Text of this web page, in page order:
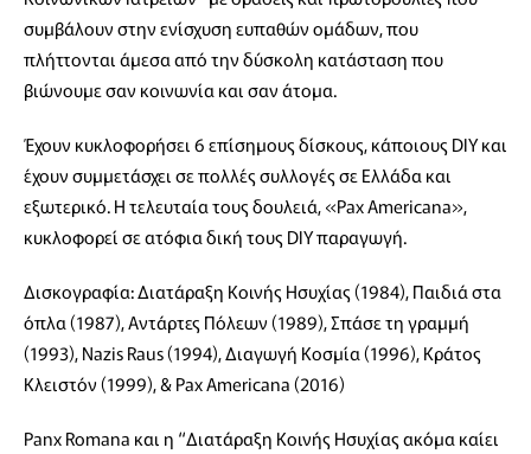
συμβάλουν στην ενίσχυση ευπαθών ομάδων, που
πλήττονται άμεσα από την δύσκολη κατάσταση που
βιώνουμε σαν κοινωνία και σαν άτομα.
Έχουν κυκλοφορήσει 6 επίσημους δίσκους, κάποιους DIY και
έχουν συμμετάσχει σε πολλές συλλογές σε Ελλάδα και
εξωτερικό. Η τελευταία τους δουλειά, «Pax Americana»,
κυκλοφορεί σε ατόφια δική τους DIY παραγωγή.
Δισκογραφία: Διατάραξη Κοινής Ησυχίας (1984), Παιδιά στα
όπλα (1987), Αντάρτες Πόλεων (1989), Σπάσε τη γραμμή
(1993), Nazis Raus (1994), Διαγωγή Κοσμία (1996), Κράτος
Κλειστόν (1999), & Pax Americana (2016)
Panx Romana και η “Διατάραξη Κοινής Ησυχίας ακόμα καίει